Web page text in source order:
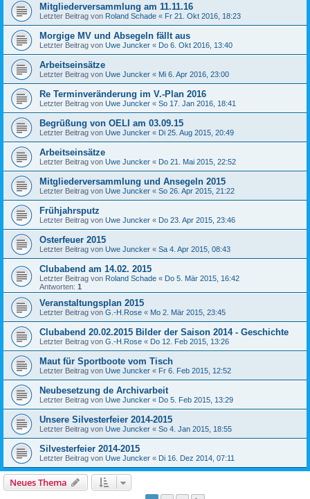
Mitgliederversammlung am 11.11.16
Letzter Beitrag von Roland Schade « Fr 21. Okt 2016, 18:23
Morgige MV und Absegeln fällt aus
Letzter Beitrag von Uwe Juncker « Do 6. Okt 2016, 13:40
Arbeitseinsätze
Letzter Beitrag von Uwe Juncker « Mi 6. Apr 2016, 23:00
Re Terminveränderung im V.-Plan 2016
Letzter Beitrag von Uwe Juncker « So 17. Jan 2016, 18:41
Begrüßung von OELI am 03.09.15
Letzter Beitrag von Uwe Juncker « Di 25. Aug 2015, 20:49
Arbeitseinsätze
Letzter Beitrag von Uwe Juncker « Do 21. Mai 2015, 22:52
Mitgliederversammlung und Ansegeln 2015
Letzter Beitrag von Uwe Juncker « So 26. Apr 2015, 21:22
Frühjahrsputz
Letzter Beitrag von Uwe Juncker « Do 23. Apr 2015, 23:46
Osterfeuer 2015
Letzter Beitrag von Uwe Juncker « Sa 4. Apr 2015, 08:43
Clubabend am 14.02. 2015
Letzter Beitrag von Roland Schade « Do 5. Mär 2015, 16:42
Antworten: 1
Veranstaltungsplan 2015
Letzter Beitrag von G.-H.Rose « Mo 2. Mär 2015, 23:45
Clubabend 20.02.2015 Bilder der Saison 2014 - Geschichte
Letzter Beitrag von G.-H.Rose « Do 12. Feb 2015, 13:26
Maut für Sportboote vom Tisch
Letzter Beitrag von Uwe Juncker « Fr 6. Feb 2015, 12:52
Neubesetzung de Archivarbeit
Letzter Beitrag von Uwe Juncker « Do 5. Feb 2015, 13:29
Unsere Silvesterfeier 2014-2015
Letzter Beitrag von Uwe Juncker « So 4. Jan 2015, 18:55
Silvesterfeier 2014-2015
Letzter Beitrag von Uwe Juncker « Di 16. Dez 2014, 07:11
Neues Thema